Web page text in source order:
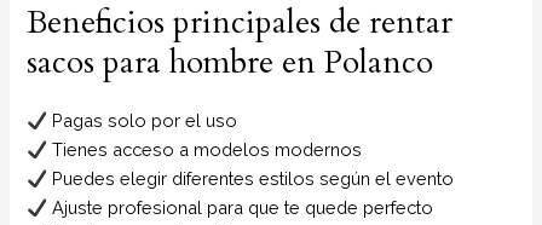
Beneficios principales de rentar
sacos para hombre en Polanco
Pagas solo por el uso
Tienes acceso a modelos modernos
Puedes elegir diferentes estilos según el evento
Ajuste profesional para que te quede perfecto